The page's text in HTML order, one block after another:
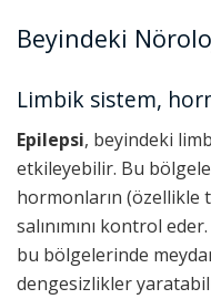
Beyindeki
Limbik sistem,
Epilepsi, beyindeki
etkileyebilir. Bu
hormonların
salınımını kontrol
bu bölgelerinde
dengesizlikler